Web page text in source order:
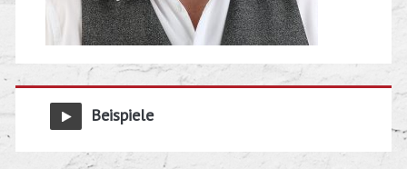
Beispiele